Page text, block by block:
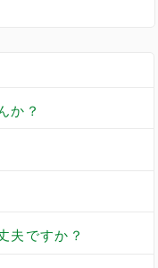
か？
夫ですか？